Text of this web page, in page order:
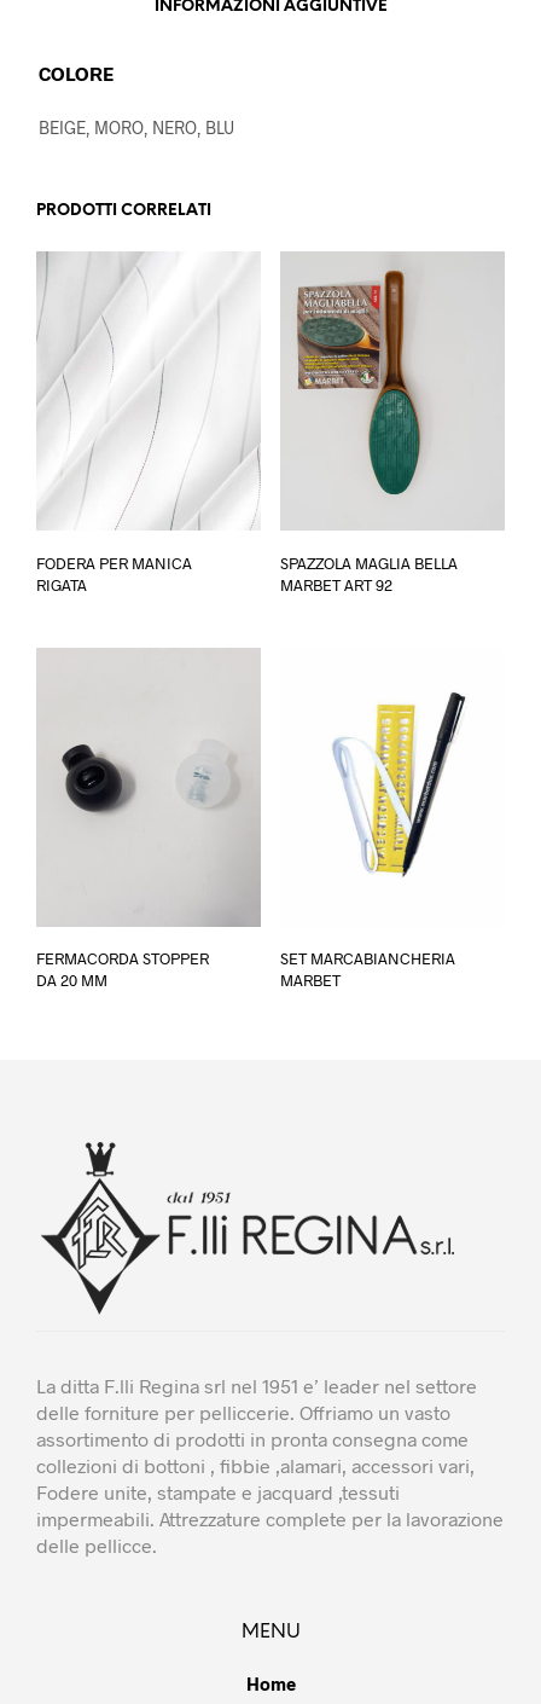
INFORMAZIONI AGGIUNTIVE
COLORE
BEIGE, MORO, NERO, BLU
PRODOTTI CORRELATI
FODERA PER MANICA
RIGATA
prodotto
varianti.
SPAZZOLA MAGLIA BELLA
MARBET ART 92
FERMACORDA STOPPER
DA 20 MM
prodotto
pagina
del
SET MARCABIANCHERIA
MARBET
La ditta F.lli Regina srl nel 1951 e’ leader nel settore
delle forniture per pelliccerie. Offriamo un vasto
assortimento di prodotti in pronta consegna come
collezioni di bottoni , fibbie ,alamari, accessori vari,
Fodere unite, stampate e jacquard ,tessuti
impermeabili. Attrezzature complete per la lavorazione
delle pellicce.
MENU
Home